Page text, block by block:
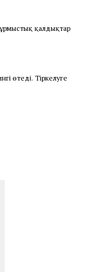
қалдықтар
өтеді. Тіркелуге